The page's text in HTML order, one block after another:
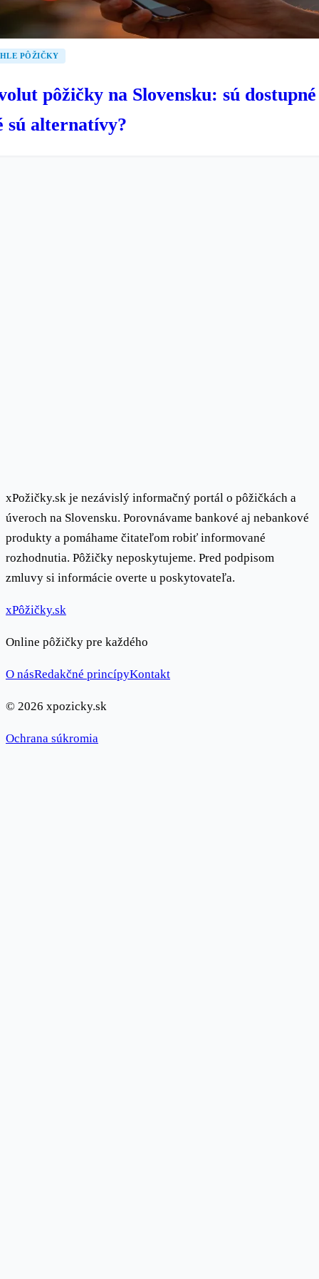
PÔŽIČKY
pôžičky na Slovensku: sú
sú alternatívy?
xPožičky.sk je nezávislý informačný portál o pôžičkách a
úveroch na Slovensku. Porovnávame bankové aj nebankové
produkty a pomáhame čitateľom robiť informované
rozhodnutia. Pôžičky neposkytujeme. Pred podpisom
zmluvy si informácie overte u poskytovateľa.
xPôžičky.sk
Online pôžičky pre každého
O násRedakčné princípyKontakt
© 2026 xpozicky.sk
Ochrana súkromia